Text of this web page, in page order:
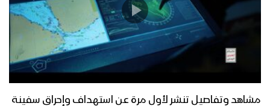
مشاهد وتفاصيل تنشر لأول مرة عن استهداف وإحراق سفينة